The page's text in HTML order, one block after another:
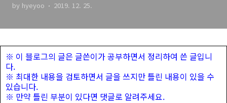
by hyeyoo 2019. 12. 25.
※ 이 블로그의 글은 글쓴이가 공부하면서 정리하여 쓴 글입니
다.
※ 최대한 내용을 검토하면서 글을 쓰지만 틀린 내용이 있을 수
있습니다.
※ 만약 틀린 부분이 있다면 댓글로 알려주세요.